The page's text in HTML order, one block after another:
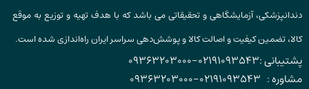
دندانپزشکی، آزمایشگاهی و تحقیقاتی می باشد که با هدف تهیه و توزیع به موقع
کالا، تضمین کیفیت و اصالت کالا و پوشش‌دهی سراسر ایران راه‌اندازی شده است.
پشتیبانی :02191093543
-
09363203000
مشاوره : 02191093543
-
09363203000